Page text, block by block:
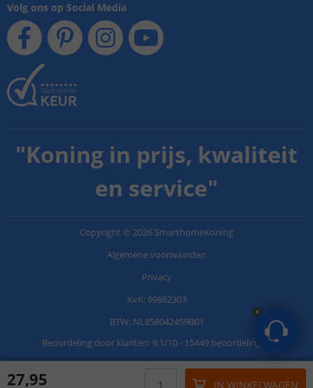
27,95 IN WINKELWAGEN
Volg ons op Social Media
"Koning in prijs, kwaliteit
en service"
Copyright © 2026 SmarthomeKoning
Algemene voorwaarden
Privacy
KvK: 69862303
BTW: NL858042459B01
Beoordeling door klanten: 9.1/10- 15449 beoordelingen